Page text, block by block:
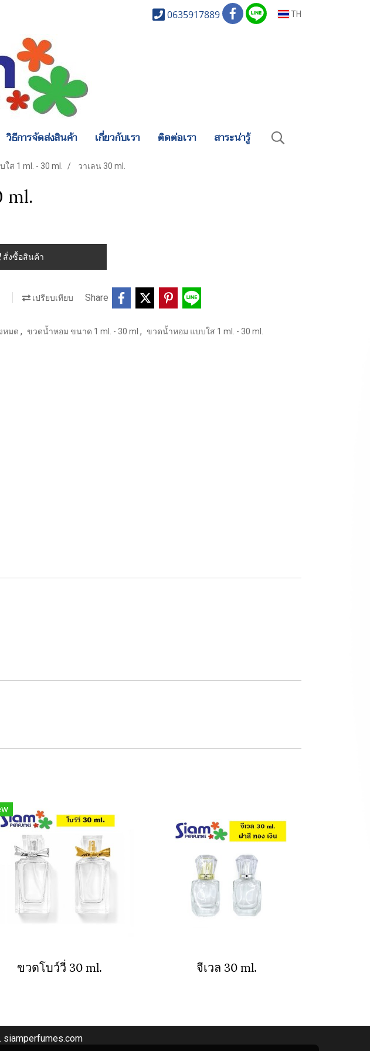
0635917889 TH
วิธีการจัดส่งสินค้า เกี่ยวกับเรา ติดต่อเรา สาระน่ารู้
ส 1 ml. - 30 ml. วาเลน 30 ml.
ml.
สั่งซื้อสินค้า
เปรียบเทียบ Share
หมด , ขวดน้ำหอม ขนาด 1 ml. - 30 ml , ขวดน้ำหอม แบบใส 1 ml. - 30 ml.
ขวดโบว์วี่ 30 ml. จีเวล 30 ml.